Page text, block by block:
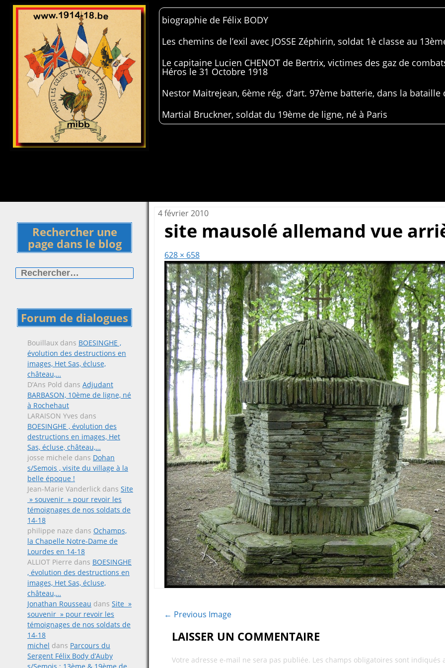
biographie de Félix BODY
Les chemins de l’exil avec JOSSE Zéphirin, soldat 1è classe au
Le capitaine Lucien CHENOT de Bertrix, victimes des gaz de
Héros le 31 Octobre 1918
Nestor Maitrejean, 6ème rég. d’art. 97ème batterie, dans la bataille
Martial Bruckner, soldat du 19ème de ligne, né à Paris
Rechercher une
page dans le blog
Forum de dialogues
Bouillaux dans BOESINGHE ,
évolution des destructions en
images, Het Sas, écluse,
château,…
D’Ans Pold dans Adjudant
BARBASON, 10ème de ligne, né
à Rochehaut
LARAISON Yves dans
BOESINGHE , évolution des
destructions en images, Het
Sas, écluse, château,…
josse michele dans Dohan
s/Semois , visite du village à la
belle époque !
Jean-Marie Vanderlick dans Site
» souvenir » pour revoir les
témoignages de nos soldats de
14-18
philippe naze dans Ochamps,
la Chapelle Notre-Dame de
Lourdes en 14-18
ALLIOT Pierre dans BOESINGHE
, évolution des destructions en
images, Het Sas, écluse,
château,…
Jonathan Rousseau dans Site »
souvenir » pour revoir les
témoignages de nos soldats de
14-18
michel dans Parcours du
Sergent Félix Body d’Auby
4 février 2010
site mausolé allemand vue
628 × 658
← Previous Image
LAISSER UN COMMENTAIRE
Votre adresse e-mail ne sera pas publiée. Les champs obligatoires sont indiqués